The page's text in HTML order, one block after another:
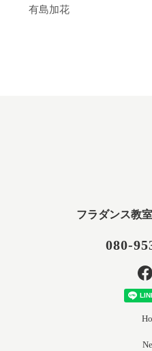
有島加花
フラダンス教
080-